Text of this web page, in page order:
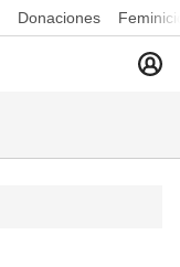
Donaciones